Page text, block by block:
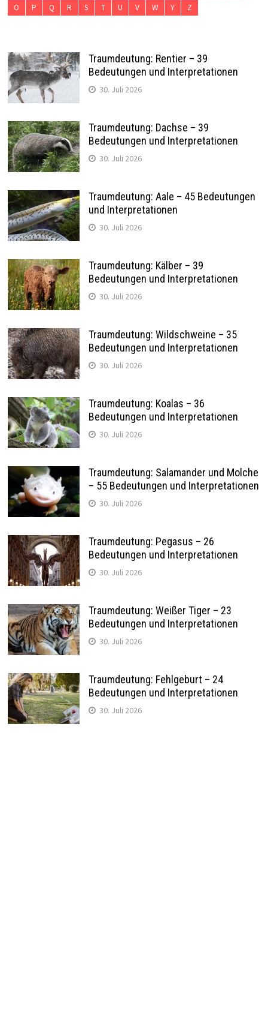
O
P Q R S T U V W Y Z
Traumdeutung: Rentier – 39
Bedeutungen und Interpretationen
30. Juli 2026
Traumdeutung: Dachse – 39
Bedeutungen und Interpretationen
30. Juli 2026
Traumdeutung: Aale – 45 Bedeutungen
und Interpretationen
30. Juli 2026
Traumdeutung: Kälber – 39
Bedeutungen und Interpretationen
30. Juli 2026
Traumdeutung: Wildschweine – 35
Bedeutungen und Interpretationen
30. Juli 2026
Traumdeutung: Koalas – 36
Bedeutungen und Interpretationen
30. Juli 2026
Traumdeutung: Salamander und Molche
– 55 Bedeutungen und Interpretationen
30. Juli 2026
Traumdeutung: Pegasus – 26
Bedeutungen und Interpretationen
30. Juli 2026
Traumdeutung: Weißer Tiger – 23
Bedeutungen und Interpretationen
30. Juli 2026
Traumdeutung: Fehlgeburt – 24
Bedeutungen und Interpretationen
30. Juli 2026